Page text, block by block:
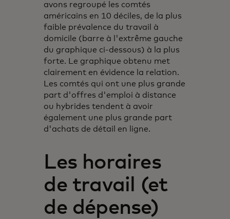
avons regroupé les comtés
américains en 10 déciles, de la plus
faible prévalence du travail à
domicile (barre à l'extrême gauche
du graphique ci-dessous) à la plus
forte. Le graphique obtenu met
clairement en évidence la relation.
Les comtés qui ont une plus grande
part d'offres d'emploi à distance
ou hybrides tendent à avoir
également une plus grande part
d'achats de détail en ligne.
Les horaires
de travail (et
de dépense)